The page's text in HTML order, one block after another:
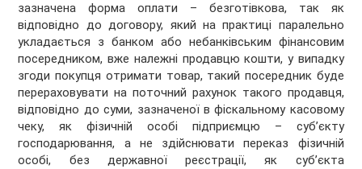
зазначена форма оплати – безготівкова, так як
відповідно до договору, який на практиці паралельно
укладається з банком або небанківським фінансовим
посередником, вже належні продавцю кошти, у випадку
згоди покупця отримати товар, такий посередник буде
перераховувати на поточний рахунок такого продавця,
відповідно до суми, зазначеної в фіскальному касовому
чеку, як фізичній особі підприємцю – суб’єкту
господарювання, а не здійснювати переказ фізичній
особі, без державної реєстрації, як суб’єкта